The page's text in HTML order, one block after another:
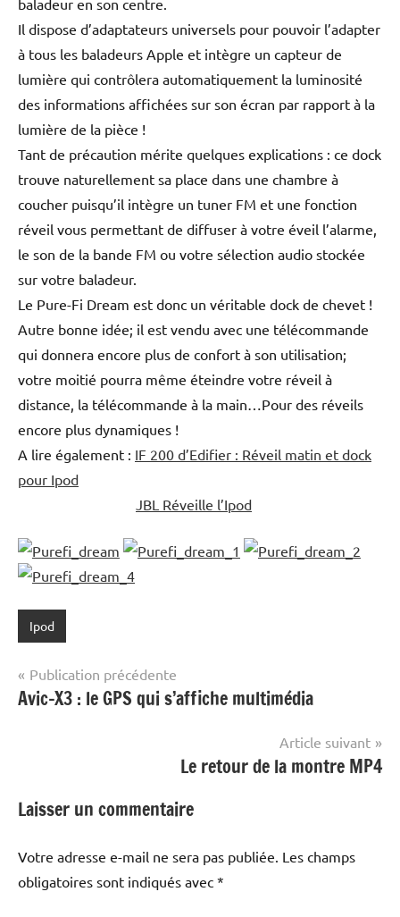
Il dispose d’adaptateurs universels pour pouvoir l’adapter
à tous les baladeurs Apple et intègre un capteur de
lumière qui contrôlera automatiquement la luminosité
des informations affichées sur son écran par rapport à la
lumière de la pièce !
Tant de précaution mérite quelques explications : ce dock
trouve naturellement sa place dans une chambre à
coucher puisqu’il intègre un tuner FM et une fonction
réveil vous permettant de diffuser à votre éveil l’alarme,
le son de la bande FM ou votre sélection audio stockée
sur votre baladeur.
Le Pure-Fi Dream est donc un véritable dock de chevet !
Autre bonne idée; il est vendu avec une télécommande
qui donnera encore plus de confort à son utilisation;
votre moitié pourra même éteindre votre réveil à
distance, la télécommande à la main…Pour des réveils
encore plus dynamiques !
A lire également : IF 200 d’Edifier : Réveil matin et dock
pour Ipod
JBL Réveille l’Ipod
Ipod
Navigation
de
Publication précédente
Avic-X3 : le GPS qui s’affiche multimédia
Article suivant
Le retour de la montre MP4
Laisser un commentaire
Votre adresse e-mail ne sera pas publiée. Les champs
obligatoires sont indiqués avec *